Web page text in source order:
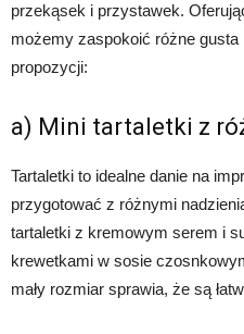
przekąsek i przystawek.
możemy zaspokoić różne gusta
propozycji:
a) Mini tartaletki z
Tartaletki to idealne danie na
przygotować z różnymi
tartaletki z kremowym serem i
krewetkami w sosie
mały rozmiar sprawia, że są